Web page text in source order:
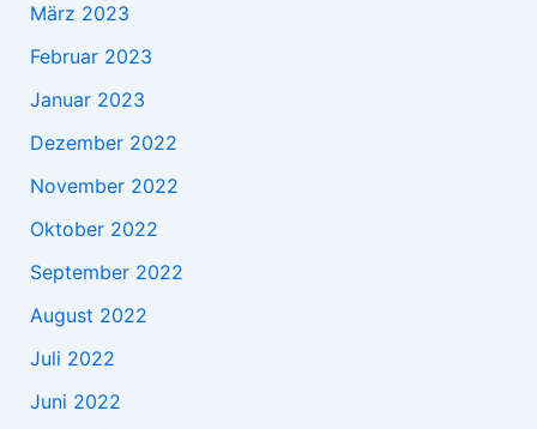
März 2023
Februar 2023
Januar 2023
Dezember 2022
November 2022
Oktober 2022
September 2022
August 2022
Juli 2022
Juni 2022